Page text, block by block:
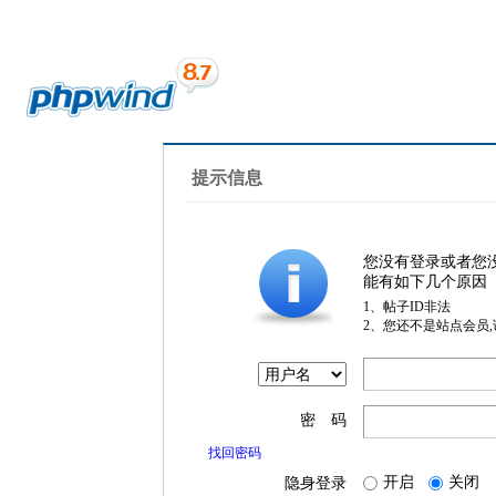
提示信息
您没有登录或者您
能有如下几个原因
1、帖子ID非法
2、您还不是站点会员
密 码
找回密码
隐身登录 开启 关闭